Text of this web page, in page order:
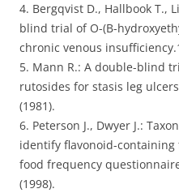
4. Bergqvist D., Hallbook T.,
blind trial of O-(B-
chronic venous
5. Mann R.: A double-blind
rutosides for stasis leg
(1981).
6. Peterson J., Dwyer J.:
identify flavonoid-
food frequency
(1998).